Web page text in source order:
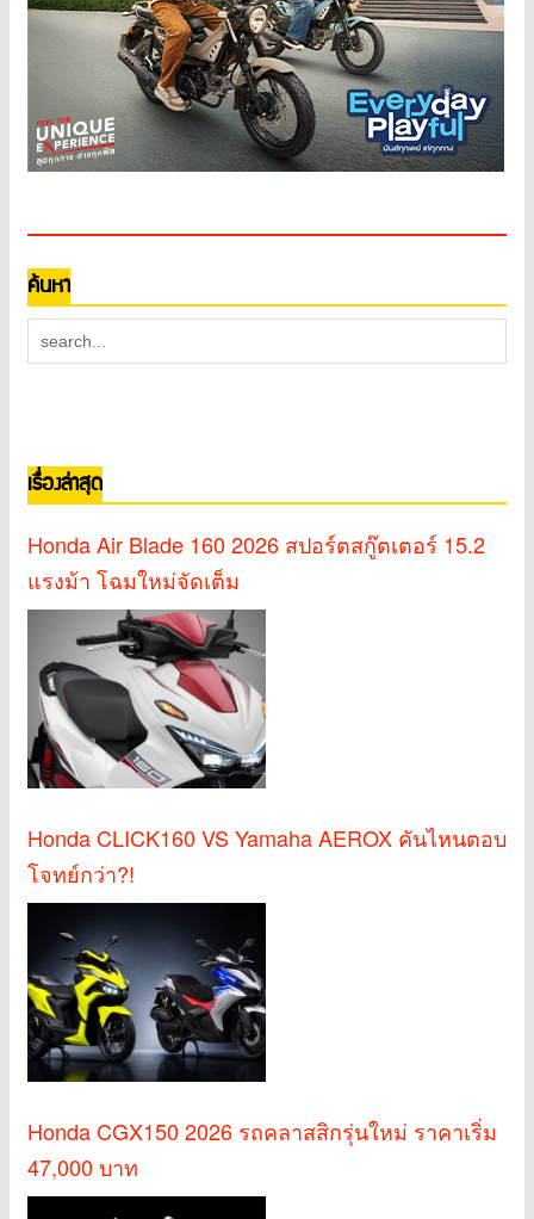
ค้นหา
เรื่องล่าสุด
Honda Air Blade 160 2026 สปอร์ตสกู๊ตเตอร์ 15.2
แรงม้า โฉมใหม่จัดเต็ม
Honda CLICK160 VS Yamaha AEROX คันไหนตอบ
โจทย์กว่า?!
Honda CGX150 2026 รถคลาสสิกรุ่นใหม่ ราคาเริ่ม
47,000 บาท